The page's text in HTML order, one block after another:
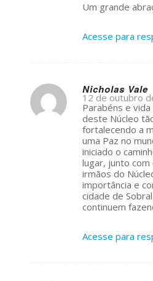
Um grande
Acesse para
Nicholas Vale
s
ays:
12 de outubro
Parabéns e
deste Núcleo
fortalecendo a
uma Paz no
iniciado o
lugar, junto
irmãos do
importância e
cidade de
continuem
Acesse para